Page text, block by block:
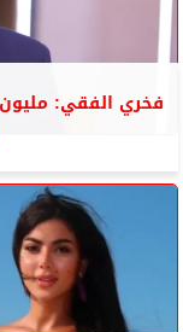
فخري الفقي: